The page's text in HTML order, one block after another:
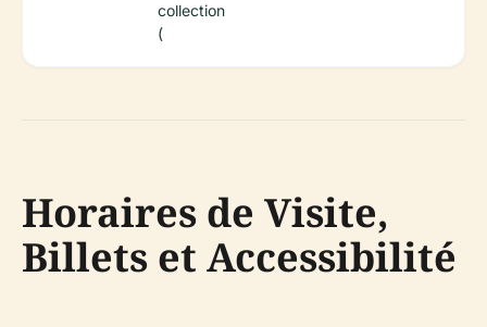
collection
(
Horaires de Visite,
Billets et Accessibilité